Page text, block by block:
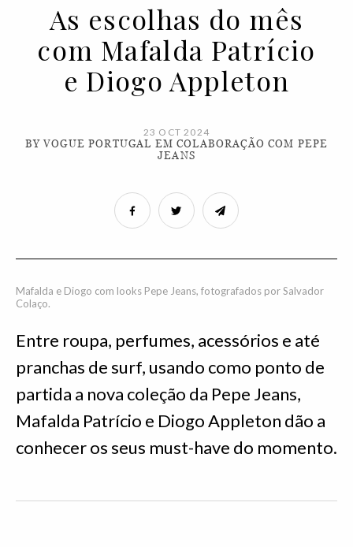
As escolhas do mês
com Mafalda Patrício
e Diogo Appleton
23 OCT 2024
BY VOGUE PORTUGAL EM COLABORAÇÃO COM PEPE
JEANS
Mafalda e Diogo com looks Pepe Jeans, fotografados por Salvador
Colaço.
Entre roupa, perfumes, acessórios e até
pranchas de surf, usando como ponto de
partida a nova coleção da Pepe Jeans,
Mafalda Patrício e Diogo Appleton dão a
conhecer os seus must-have do momento.